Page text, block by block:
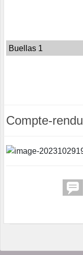
Buellas 1
Compte-rendu